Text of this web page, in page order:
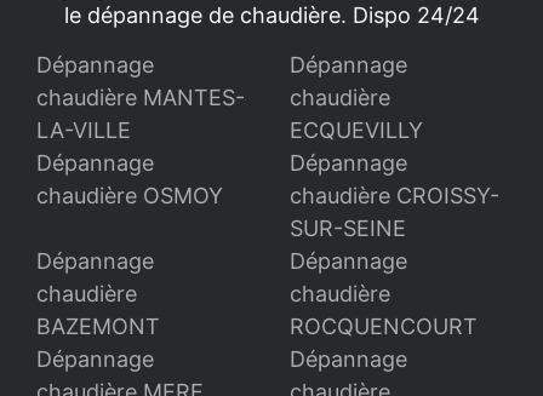
le dépannage de chaudière. Dispo 24/24
Dépannage
chaudière MANTES-
LA-VILLE
Dépannage
chaudière
ECQUEVILLY
Dépannage
chaudière OSMOY
Dépannage
chaudière CROISSY-
SUR-SEINE
Dépannage
chaudière
BAZEMONT
Dépannage
chaudière
ROCQUENCOURT
Dépannage
Dépannage